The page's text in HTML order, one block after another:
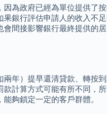
為政府已經為單位提供了
銀行評估申請人的收入不
間接影響銀行最終提供的
年）提早還清貸款、轉按
計算方式可能有所不同，
夠鎖定一定的客戶群體。